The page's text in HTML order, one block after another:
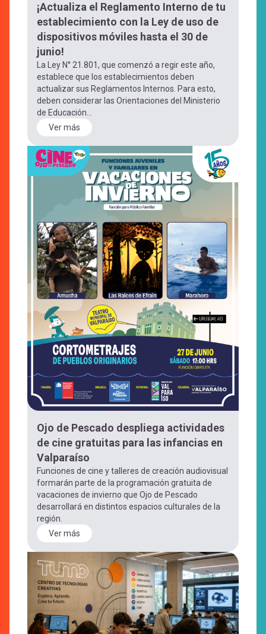
Mobile]
Menú
entrar
cuenta
¡Actualiza el Reglamento Interno de tu
establecimiento con la Ley de uso de
dispositivos móviles hasta el 30 de
junio!
La Ley N° 21.801, que comenzó a regir este año,
establece que los establecimientos deben
actualizar sus Reglamentos Internos. Para esto,
deben considerar las Orientaciones del Ministerio
de Educación...
Ver más
Ojo de Pescado despliega actividades
de cine gratuitas para las infancias en
Valparaíso
Funciones de cine y talleres de creación audiovisual
formarán parte de la programación gratuita de
vacaciones de invierno que Ojo de Pescado
desarrollará en distintos espacios culturales de la
región.
Ver más